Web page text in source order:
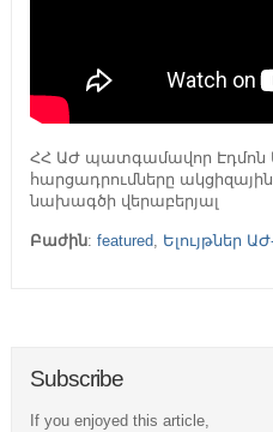
ՀՀ ԱԺ պատգամավոր Էդմոն
հարցադրումները
նախագծի վերաբերյալ
Բաժին: featured, Ելույթներ
Subscribe
If you enjoyed this article,